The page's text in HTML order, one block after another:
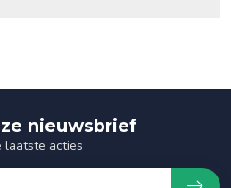
nieuwsbrief
laatste acties